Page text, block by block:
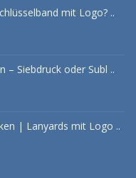
mit Logo? ..
– Siebdruck oder Subl ..
| Lanyards mit Logo ..